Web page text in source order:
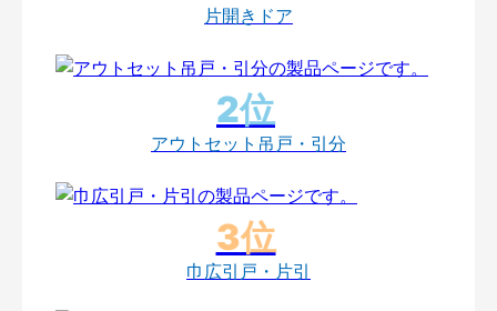
片開きドア
アウトセット吊戸・引分
巾広引戸・片引